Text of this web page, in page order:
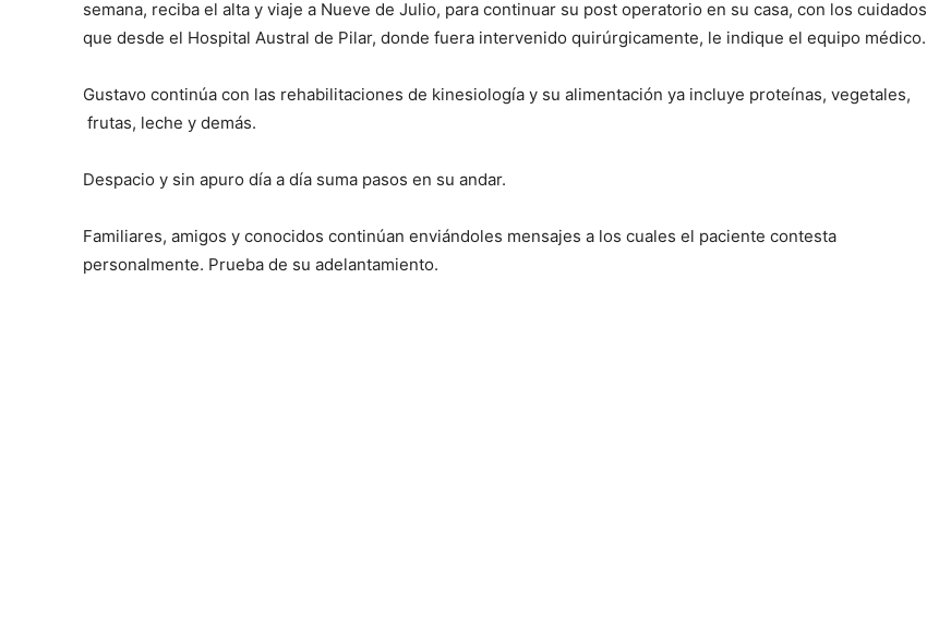
semana, reciba el alta y viaje a Nueve de Julio, para continuar su post operatorio en su casa, con los cuidados
que desde el Hospital Austral de Pilar, donde fuera intervenido quirúrgicamente, le indique el equipo médico.
Gustavo continúa con las rehabilitaciones de kinesiología y su alimentación ya incluye proteínas, vegetales,
frutas, leche y demás.
Despacio y sin apuro día a día suma pasos en su andar.
Familiares, amigos y conocidos continúan enviándoles mensajes a los cuales el paciente contesta
personalmente. Prueba de su adelantamiento.